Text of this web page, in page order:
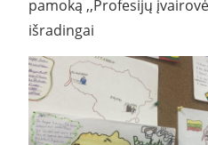
pamoką ,,Profesijų
išradingai